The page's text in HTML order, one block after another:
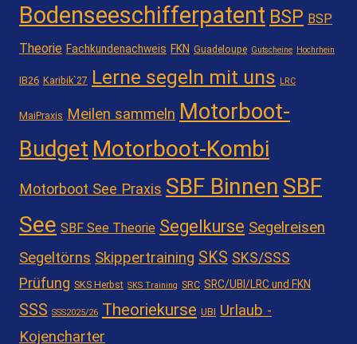
Bodenseeschifferpatent BSP BSP
Theorie Fachkundenachweis FKN Guadeloupe Gutscheine Hochrhein
IB26 Karibik`27 Lerne segeln mit uns LRC
MaiPraxis Meilen sammeln Motorboot-
Budget Motorboot-Kombi
Motorboot See Praxis SBF Binnen SBF
See SBF See Theorie Segelkurse Segelreisen
Segeltörns Skippertraining SKS SKS/SSS
Prüfung SKS Herbst SKS Training SRC SRC/UBI/LRC und FKN
SSS SSS2025/26 Theoriekurse UBI Urlaub -
Kojencharter